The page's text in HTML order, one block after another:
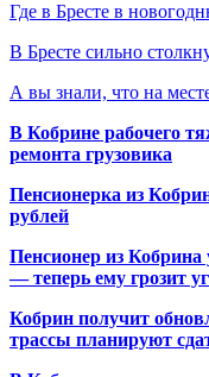
Где в Бресте в
В Бресте сильно
А вы знали, что на
В Кобрине рабочего
ремонта грузовика
Пенсионерка из
рублей
Пенсионер из Кобрина
— теперь ему грозит
Кобрин получит
трассы планируют